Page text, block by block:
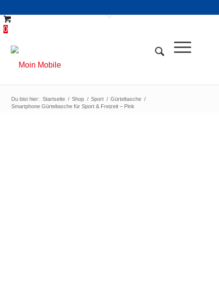
0
Du bist hier: Startseite / Shop / Sport / Gürteltasche /
Smartphone Gürteltasche für Sport & Freizeit – Pink